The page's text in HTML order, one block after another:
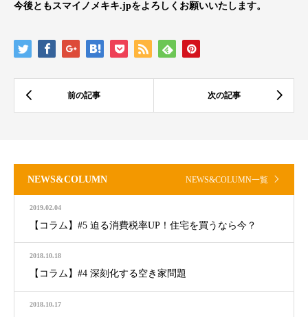
今後ともスマイノメキキ.jpをよろしくお願いいたします。
NEWS&COLUMN NEWS&COLUMN一覧
2019.02.04
【コラム】#5 迫る消費税率UP！住宅を買うなら今？
2018.10.18
【コラム】#4 深刻化する空き家問題
2018.10.17